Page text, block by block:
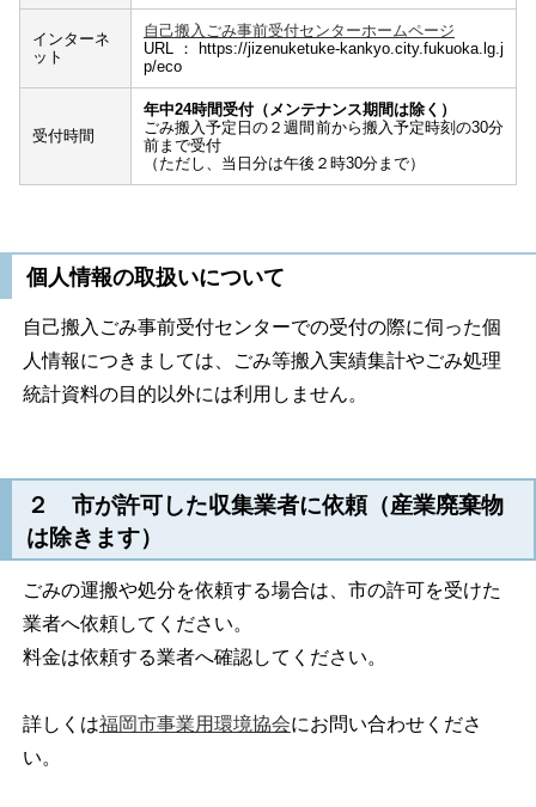
インターネ
ット
自己搬入ごみ事前受付センターホームページ
URL：https://jizenuketuke-kankyo.city.fukuoka.lg.j
p/eco
受付時間
年中24時間受付（メンテナンス期間は除く）
ごみ搬入予定日の２週間前から搬入予定時刻の30分
前まで受付
（ただし、当日分は午後２時30分まで）
個人情報の取扱いについて
自己搬入ごみ事前受付センターでの受付の際に伺った個
人情報につきましては、ごみ等搬入実績集計やごみ処理
統計資料の目的以外には利用しません。
２ 市が許可した収集業者に依頼（産業廃棄物
は除きます）
ごみの運搬や処分を依頼する場合は、市の許可を受けた
業者へ依頼してください。
料金は依頼する業者へ確認してください。
詳しくは福岡市事業用環境協会にお問い合わせくださ
い。